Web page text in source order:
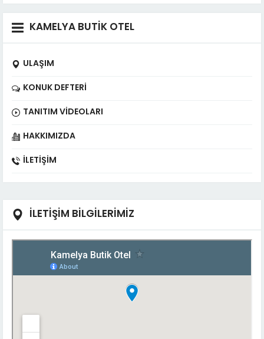
KAMELYA BUTİK OTEL
ULAŞIM
KONUK DEFTERI
TANITIM VIDEOLARI
HAKKIMIZDA
İLETIŞIM
İLETİŞİM BİLGİLERİMİZ